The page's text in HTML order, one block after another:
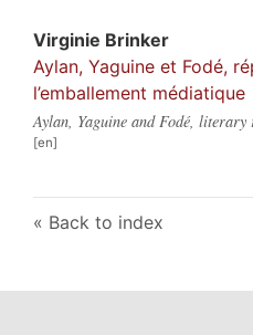
Virginie Brinker
Aylan, Yaguine et Fodé,
l’emballement médiatique
Aylan, Yaguine and Fodé, literary
Back to index